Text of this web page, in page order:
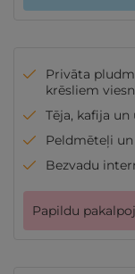
Privāta
krēsliem
Tēja, kafija
Peldmēteļi
Bezvadu
Papildu